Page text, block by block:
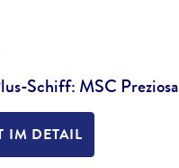
Schiff: MSC Preziosa
IM DETAIL